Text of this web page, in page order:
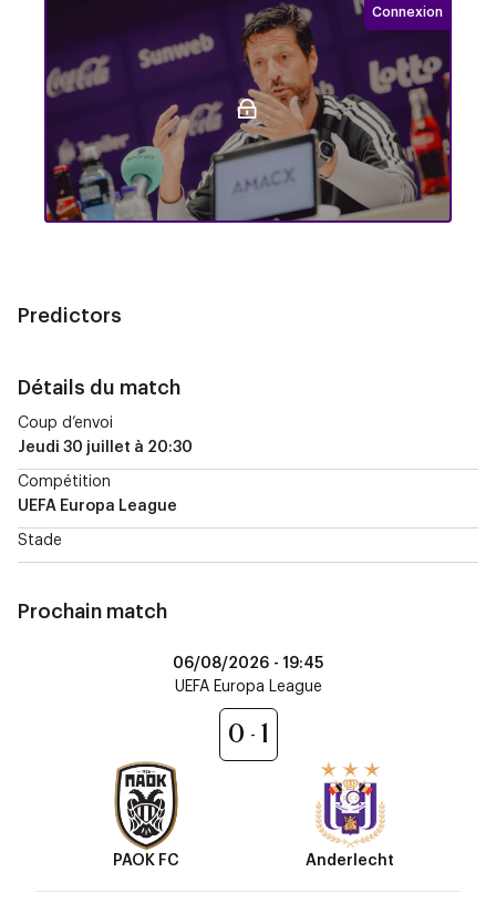
Conférence de presse avant #ANDHAM Login required
Connexion
Predictors
Détails du match
Coup d’envoi
Jeudi 30 juillet à 20:30
Compétition
UEFA Europa League
Stade
Prochain match
06/08/2026 - 19:45
UEFA Europa League
PAOK FC
0 1
Anderlecht